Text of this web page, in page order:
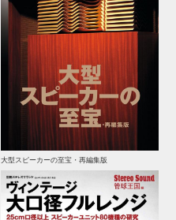
大型スピーカーの至宝・再編集版